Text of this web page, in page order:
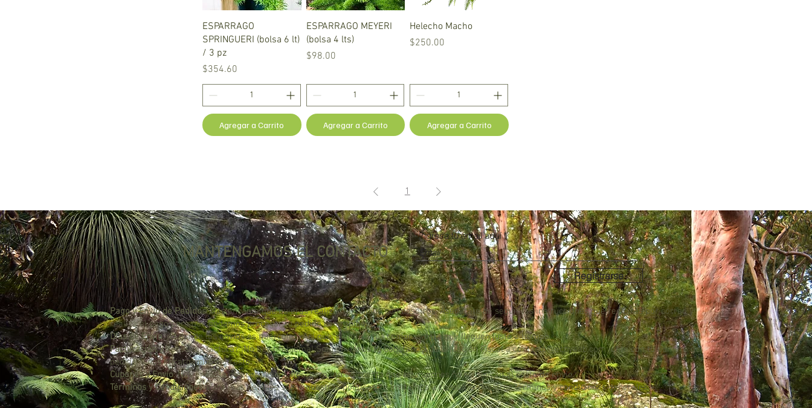
Vista rápida
ESPARRAGO
SPRINGUERI (bolsa 6 lt)
/ 3 pz
Precio
$354.60
Agregar a Carrito
Vista rápida
ESPARRAGO MEYERI
(bolsa 4 lts)
Precio
$98.00
Agregar a Carrito
Vista rápida
Helecho Macho
Precio
$250.00
Agregar a Carrito
1
MANTENGAMOS EL CONTACTO
Ingresa tu email aquí
Registrarse
Pago y Envío de Pedidos: Nos encanta que quieras realizar un pedido con nosotros. Asegúrate de seguir las instrucciones que recibirás por correo y
realiza el pago para que podamos procesar tu pedido con rapidez.
Días de Envío: ¡El día de los envíos es miércoles! Así que, planifica tus compras para que lleguen justo a tiempo.
Facturación: ¿Necesitas factura? ¡No hay problema! Solo envíanos tu Constancia de Situación Fiscal acontacto@ecoyaab.comjunto con tu número de
pedido, y nos encargamos del resto.
Cupones y Envío: Nos encanta ofrecer descuentos, pero ten en cuenta que los cupones no se aplican al costo de envío.
Términos y Condiciones: Para más detalles sobre nuestras políticas, te invitamos a consultar nuestros términos y condiciones generales.